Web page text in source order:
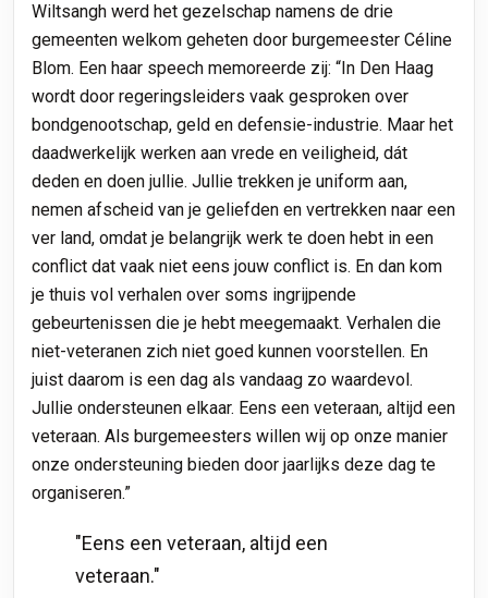
Wiltsangh werd het gezelschap namens de drie
gemeenten welkom geheten door burgemeester Céline
Blom. Een haar speech memoreerde zij: “In Den Haag
wordt door regeringsleiders vaak gesproken over
bondgenootschap, geld en defensie-industrie. Maar het
daadwerkelijk werken aan vrede en veiligheid, dát
deden en doen jullie. Jullie trekken je uniform aan,
nemen afscheid van je geliefden en vertrekken naar een
ver land, omdat je belangrijk werk te doen hebt in een
conflict dat vaak niet eens jouw conflict is. En dan kom
je thuis vol verhalen over soms ingrijpende
gebeurtenissen die je hebt meegemaakt. Verhalen die
niet-veteranen zich niet goed kunnen voorstellen. En
juist daarom is een dag als vandaag zo waardevol.
Jullie ondersteunen elkaar. Eens een veteraan, altijd een
veteraan. Als burgemeesters willen wij op onze manier
onze ondersteuning bieden door jaarlijks deze dag te
organiseren.”
"Eens een veteraan, altijd een
veteraan."